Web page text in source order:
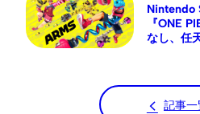
Nintendo
『ONE
なし、任
記事一